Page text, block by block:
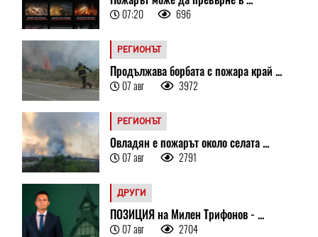
07:20 696
РЕГИОНЪТ
Продължава борбата с пожара край ...
07 авг 3972
РЕГИОНЪТ
Овладян е пожарът около селата ...
07 авг 2791
ДРУГИ
ПОЗИЦИЯ на Милен Трифонов - ...
07 авг 2704